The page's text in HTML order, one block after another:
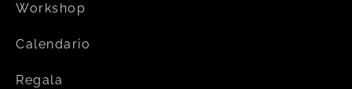
Workshop
Calendario
Regala